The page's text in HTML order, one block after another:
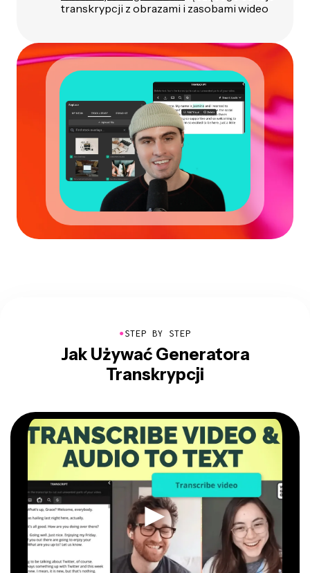
transkrypcji z obrazami i zasobami wideo
●STEP BY STEP
Jak Używać Generatora
Transkrypcji